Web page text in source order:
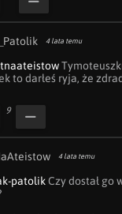
4 lata temu
to darłeś ryja, że
9
4 lata temu
patolik Czy dostał go